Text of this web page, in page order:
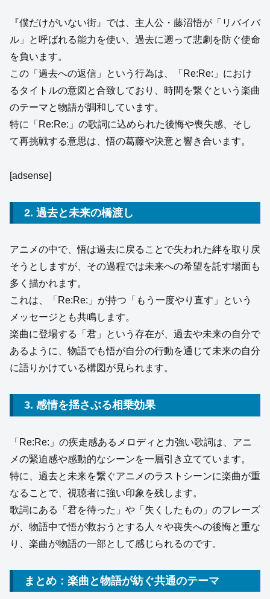
『僕だけがいない街』では、主人公・藤沼悟が「リバイバ
ル」と呼ばれる能力を使い、過去に遡って悲劇を防ぐ使命
を負います。
この「過去への返信」という行為は、「Re:Re:」におけ
るタイトルの意図と合致しており、時間を繋ぐという楽曲
のテーマと物語が調和しています。
特に「Re:Re:」の歌詞に込められた後悔や喪失感、そし
て再挑戦する意思は、悟の葛藤や決意と響き合います。
[adsense]
2. 過去と未来の橋渡し
アニメの中で、悟は過去に戻ることで失われた絆を取り戻
そうとしますが、その過程では未来への希望を託す場面も
多く描かれます。
これは、「Re:Re:」が持つ「もう一度やり直す」という
メッセージとも共鳴します。
楽曲に登場する「君」という存在が、過去や未来の自分で
あるように、物語でも悟が自分の行動を通じて未来の自分
に語りかけている構図が見られます。
3. 感情を揺さぶる相乗効果
「Re:Re:」の疾走感あるメロディと力強い歌詞は、アニ
メの緊迫感や感動的なシーンを一層引き立てています。
特に、過去と未来を繋ぐアニメのラストシーンに楽曲が重
なることで、視聴者に強い印象を残します。
歌詞にある「君を待った」や「失くしたもの」のフレーズ
が、物語中で悟が救おうとする人々や喪失への後悔と重な
り、楽曲が物語の一部として感じられるのです。
まとめ：楽曲と物語が紡ぐ共通のテーマ